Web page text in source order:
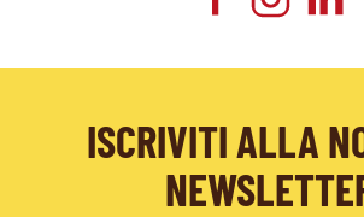
ISCRIVITI ALLA